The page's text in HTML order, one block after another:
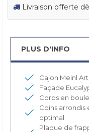
Livraison offerte
PLUS D'INFO
Cajon Meinl
Façade
Corps en
Coins
optimal
Plaque de